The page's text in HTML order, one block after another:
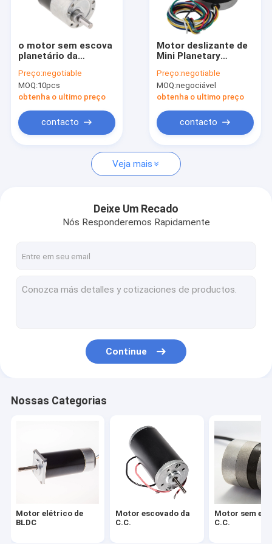
Excursão da fábrica
Notícia
Estojos
Motor elétrico de BLDC
Motor sem escova da C.C.
Motor de PMDC
Servo motor da C.A.
Motorista sem escova do motor
Micro motor da C.C.
Estator do motor da C.C.
o motor sem escova
planetário da
de 16mm personaliza
12V
Preço:negotiable
MOQ:10pcs
obtenha o ultimo preço
contacto
Motor deslizante de
Mini Planetary
Plastic 10mm
Preço:negotiable
MOQ:negociável
obtenha o ultimo preço
contacto
Veja mais
Deixe Um Recado
Nós Responderemos Rapidamente
Continue
Nossas Categorias
Motor elétrico de
BLDC
Motor escovado da
C.C.
Motor sem
C.C.